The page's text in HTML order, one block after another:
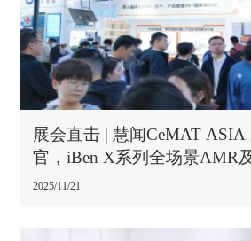
展会直击 | 慧闻CeMAT ASIA
官，iBen X系列全场景AMR
实力圈粉中外客商
2025/11/21